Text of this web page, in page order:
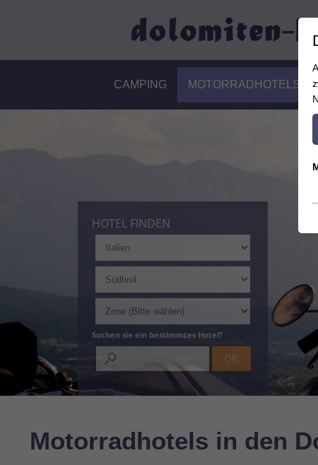
CAMPING MOTORRADHOTELS
HOTEL FINDEN
Suchen sie ein bestimmtes Hotel?
Motorradhotels in den